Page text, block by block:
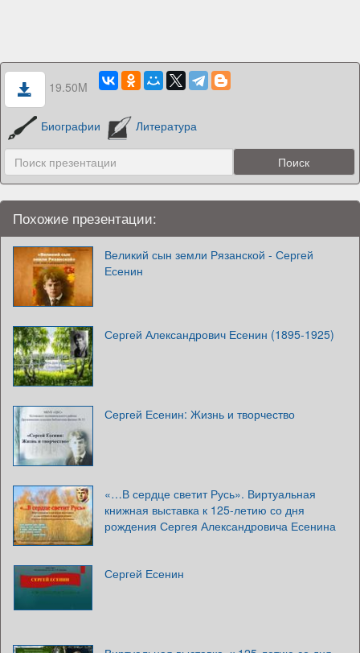
19.50M
Биографии Литература
Похожие презентации:
Великий сын земли Рязанской - Сергей
Есенин
Сергей Александрович Есенин (1895-1925)
Сергей Есенин: Жизнь и творчество
«…В сердце светит Русь». Виртуальная
книжная выставка к 125-летию со дня
рождения Сергея Александровича Есенина
Сергей Есенин